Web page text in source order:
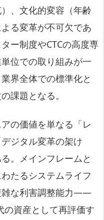
、文化的変容（年齢
る変革が不可欠であ
ー制度やCTCの高度専
位での取り組みが一
界全体での標準化と
課題となる。
の価値を単なる「レ
ジタル変革の架け
。メインフレームと
たるシステムライフ
雑な利害調整能力——
の資産として再評価す